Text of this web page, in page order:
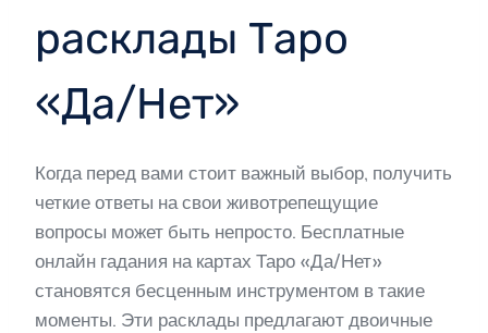
расклады Таро
«Да/Нет»
Когда перед вами стоит важный выбор, получить
четкие ответы на свои животрепещущие
вопросы может быть непросто. Бесплатные
онлайн гадания на картах Таро «Да/Нет»
становятся бесценным инструментом в такие
моменты. Эти расклады предлагают двоичные